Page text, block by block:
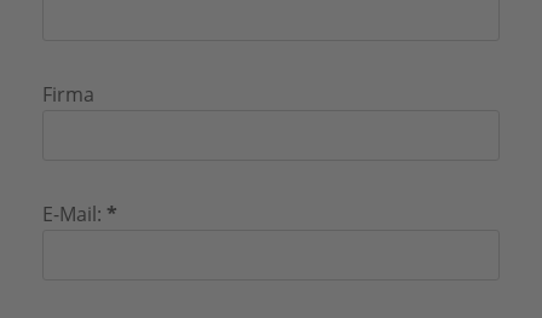
Firma
E-Mail: (required)
*